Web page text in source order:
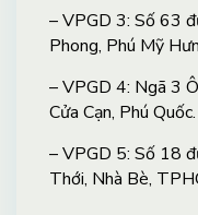
– VPGD 3: Số 63
Phong, Phú Mỹ
– VPGD 4: Ngã 3
Cửa Cạn, Phú Quốc.
– VPGD 5: Số 18
Thới, Nhà Bè,